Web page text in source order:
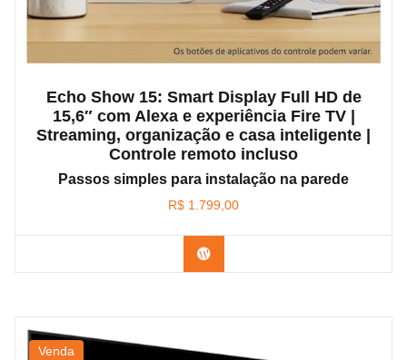
Echo Show 15: Smart Display Full HD de
15,6″ com Alexa e experiência Fire TV |
Streaming, organização e casa inteligente |
Controle remoto incluso
Passos simples para instalação na parede
R$ 1.799,00
Confira na Amazon
Venda